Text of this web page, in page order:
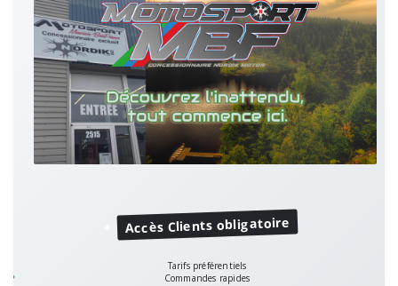
Accès Clients obligatoire
Tarifs préférentiels
Commandes rapides